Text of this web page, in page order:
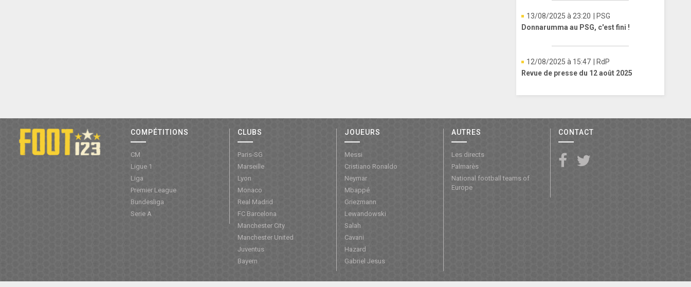
13/08/2025 à 23:20
| PSG
Donnarumma au PSG, c'est fini !
12/08/2025 à 15:47
| RdP
Revue de presse du 12 août 2025
COMPÉTITIONS
CM
Ligue 1
Liga
Premier League
Bundesliga
Serie A
CLUBS
Paris-SG
Marseille
Lyon
Monaco
Real Madrid
FC Barcelona
Manchester City
Manchester United
Juventus
Bayern
JOUEURS
Messi
Cristiano Ronaldo
Neymar
Mbappé
Griezmann
Lewandowski
Salah
Cavani
Hazard
Gabriel Jesus
AUTRES
Les directs
Palmarès
National football teams of
Europe
CONTACT